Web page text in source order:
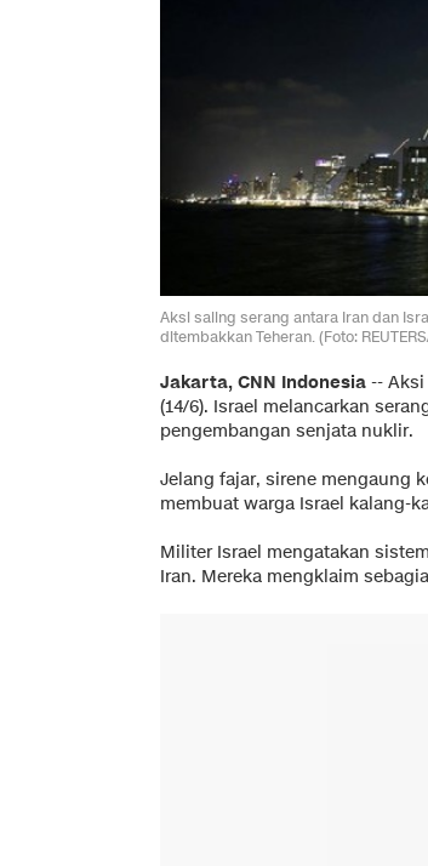
Aksi saling serang antara Iran dan
ditembakkan Teheran. (Foto:
Jakarta, CNN Indonesia -- Aksi
(14/6). Israel melancarkan
pengembangan senjata nuklir.
Jelang fajar, sirene mengaung
membuat warga Israel kalang-
Militer Israel mengatakan
Iran. Mereka mengklaim